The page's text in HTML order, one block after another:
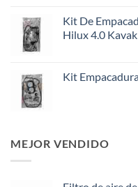
Kit De
Hilux 4.0 Kavak
Kit
MEJOR VENDIDO